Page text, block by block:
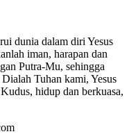
dunia dalam diri Yesus
iman, harapan dan
Putra-Mu, sehingga
Tuhan kami, Yesus
hidup dan berkuasa,